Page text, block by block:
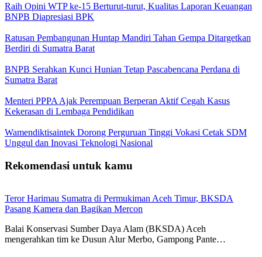
Raih Opini WTP ke-15 Berturut-turut, Kualitas Laporan Keuangan
BNPB Diapresiasi BPK
Ratusan Pembangunan Huntap Mandiri Tahan Gempa Ditargetkan
Berdiri di Sumatra Barat
BNPB Serahkan Kunci Hunian Tetap Pascabencana Perdana di
Sumatra Barat
Menteri PPPA Ajak Perempuan Berperan Aktif Cegah Kasus
Kekerasan di Lembaga Pendidikan
Wamendiktisaintek Dorong Perguruan Tinggi Vokasi Cetak SDM
Unggul dan Inovasi Teknologi Nasional
Rekomendasi untuk kamu
Teror Harimau Sumatra di Permukiman Aceh Timur, BKSDA
Pasang Kamera dan Bagikan Mercon
Balai Konservasi Sumber Daya Alam (BKSDA) Aceh
mengerahkan tim ke Dusun Alur Merbo, Gampong Pante…